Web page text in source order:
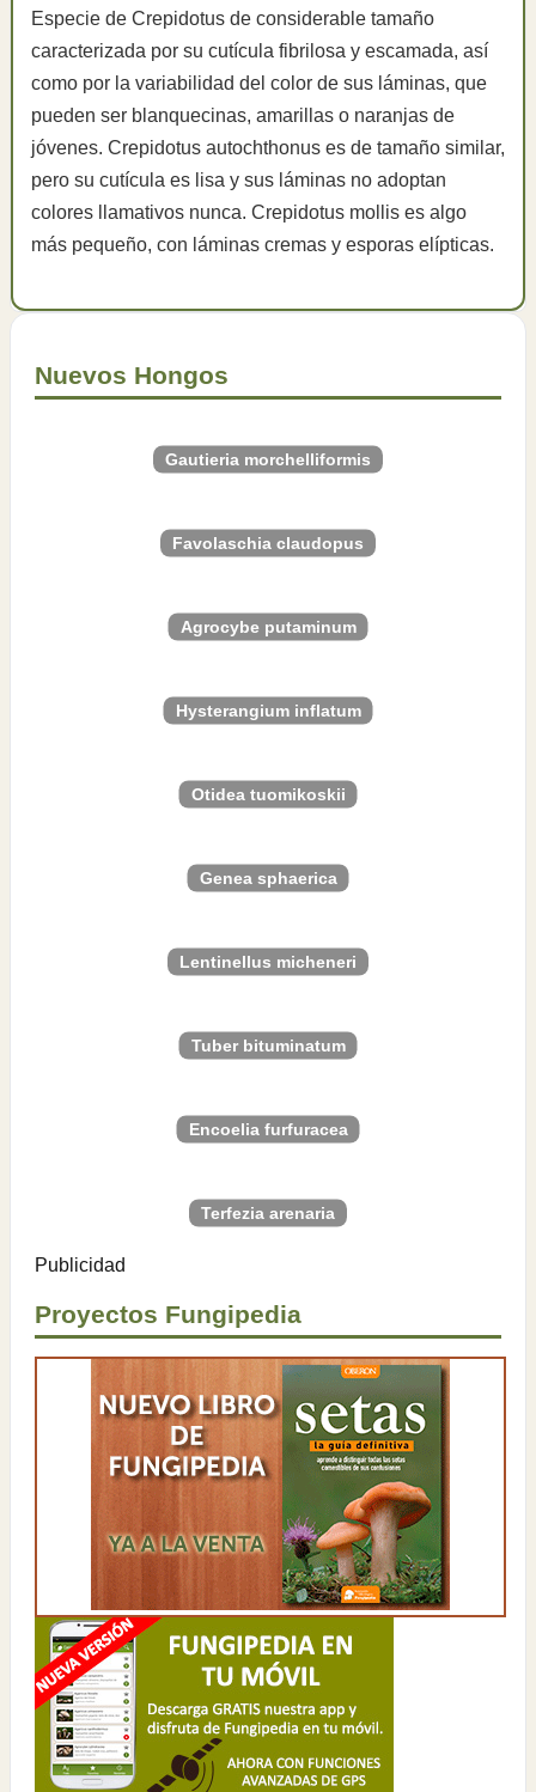
Especie de Crepidotus de considerable tamaño
caracterizada por su cutícula fibrilosa y escamada, así
como por la variabilidad del color de sus láminas, que
pueden ser blanquecinas, amarillas o naranjas de
jóvenes. Crepidotus autochthonus es de tamaño similar,
pero su cutícula es lisa y sus láminas no adoptan
colores llamativos nunca. Crepidotus mollis es algo
más pequeño, con láminas cremas y esporas elípticas.
Nuevos Hongos
Gautieria morchelliformis
Favolaschia claudopus
Agrocybe putaminum
Hysterangium inflatum
Otidea tuomikoskii
Genea sphaerica
Lentinellus micheneri
Tuber bituminatum
Encoelia furfuracea
Terfezia arenaria
Publicidad
Proyectos Fungipedia